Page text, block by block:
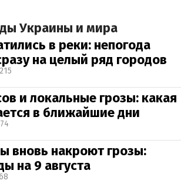
Украины и мира
в реки: непогода
на целый ряд городов
и локальные грозы: какая
в ближайшие дни
вновь накроют грозы:
на 9 августа